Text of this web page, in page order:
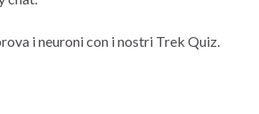
i neuroni con i nostri Trek Quiz.